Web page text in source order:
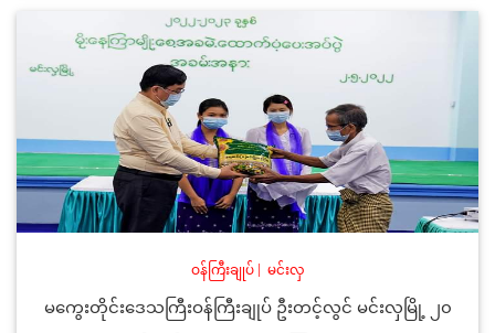
ဝန်ကြီးချုပ်| မင်းလှ
မကွေးတိုင်းဒေသကြီးဝန်ကြီးချုပ် ဦးတင့်လွင် မင်းလှမြို့ ၂၀